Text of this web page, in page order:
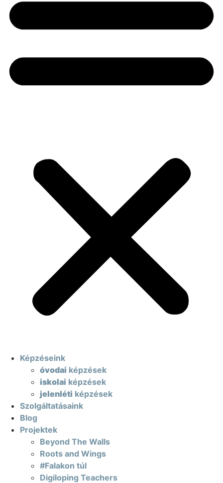
Képzéseink
óvodai képzések
iskolai képzések
jelenléti képzések
Szolgáltatásaink
Blog
Projektek
Beyond The Walls
Roots and Wings
#Falakon túl
Digiloping Teachers